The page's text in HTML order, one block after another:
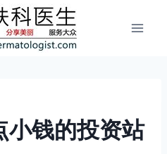
小钱的投资站